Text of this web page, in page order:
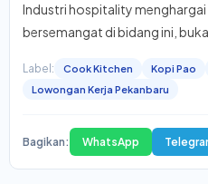
Industri hospitality
bersemangat di bidang ini,
Label: Cook Kitchen Kopi Pao
Lowongan Kerja Pekanbaru
Bagikan: WhatsApp